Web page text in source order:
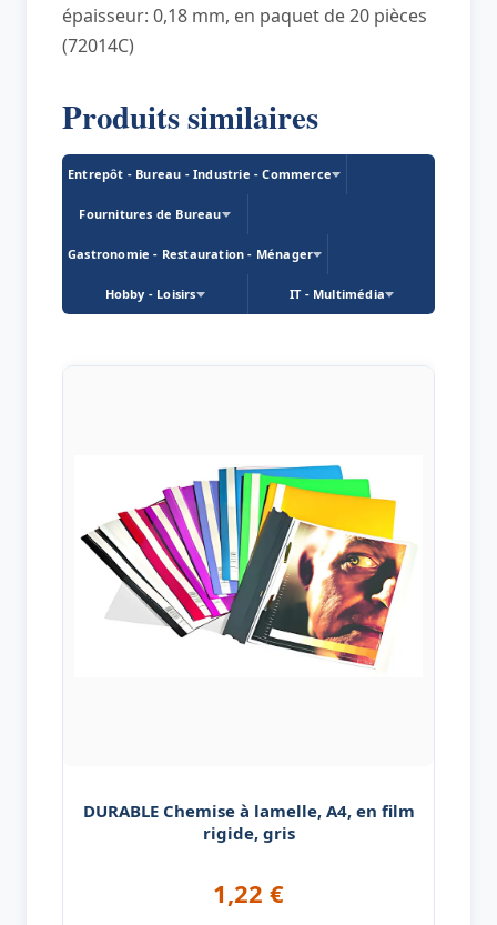
épaisseur: 0,18 mm, en paquet de 20 pièces
(72014C)
Produits similaires
Entrepôt - Bureau - Industrie - Commerce
Fournitures de Bureau
Gastronomie - Restauration - Ménager
Hobby - Loisirs IT - Multimédia
DURABLE Chemise à lamelle, A4, en film
rigide, gris
1,22 €